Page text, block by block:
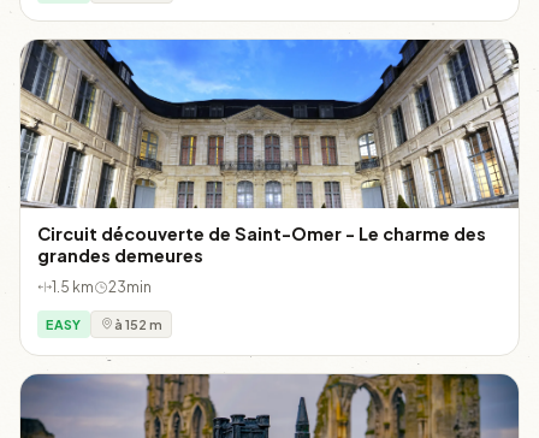
Circuit découverte de Saint-Omer - Le charme des
grandes demeures
1.5 km 23min
EASY à 152 m